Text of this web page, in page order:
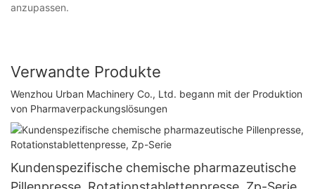
anzupassen.
Verwandte Produkte
Wenzhou Urban Machinery Co., Ltd. begann mit der Produktion
von Pharmaverpackungslösungen
Kundenspezifische chemische pharmazeutische